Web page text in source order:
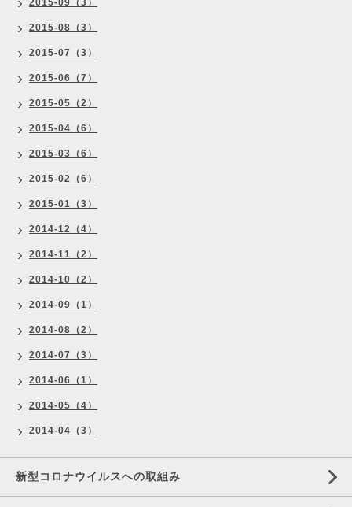
2015-09（3）
2015-08（3）
2015-07（3）
2015-06（7）
2015-05（2）
2015-04（6）
2015-03（6）
2015-02（6）
2015-01（3）
2014-12（4）
2014-11（2）
2014-10（2）
2014-09（1）
2014-08（2）
2014-07（3）
2014-06（1）
2014-05（4）
2014-04（3）
新型コロナウイルスへの取組み